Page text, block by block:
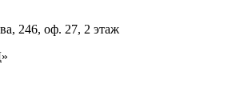
246, оф. 27, 2 этаж